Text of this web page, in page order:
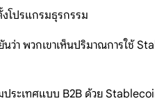
งโปรแกรมธุรกรรม
า พวกเขาเห็นปริมาณการใช้
ประเทศแบบ B2B ด้วย